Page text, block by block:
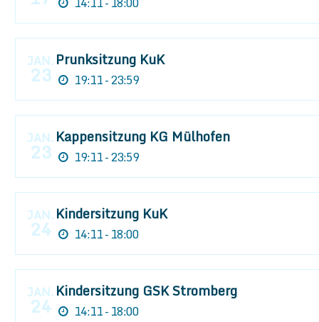
JAN.
23
Prunksitzung KuK
19:11 - 23:59
JAN.
23
Kappensitzung KG Mülhofen
19:11 - 23:59
JAN.
24
Kindersitzung KuK
14:11 - 18:00
JAN.
24
Kindersitzung GSK Stromberg
14:11 - 18:00